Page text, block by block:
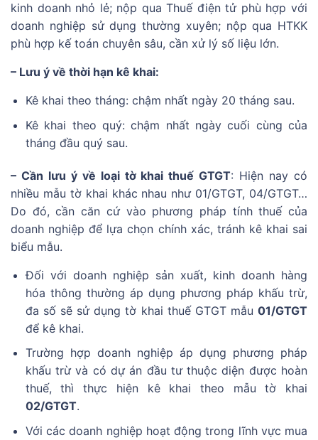
kinh doanh nhỏ lẻ; nộp qua Thuế điện tử phù hợp với
doanh nghiệp sử dụng thường xuyên; nộp qua HTKK
phù hợp kế toán chuyên sâu, cần xử lý số liệu lớn.
– Lưu ý về thời hạn kê khai:
Kê khai theo tháng: chậm nhất ngày 20 tháng sau.
Kê khai theo quý: chậm nhất ngày cuối cùng của
tháng đầu quý sau.
– Cần lưu ý về loại tờ khai thuế GTGT: Hiện nay có
nhiều mẫu tờ khai khác nhau như 01/GTGT, 04/GTGT…
Do đó, cần căn cứ vào phương pháp tính thuế của
doanh nghiệp để lựa chọn chính xác, tránh kê khai sai
biểu mẫu.
Đối với doanh nghiệp sản xuất, kinh doanh hàng
hóa thông thường áp dụng phương pháp khấu trừ,
đa số sẽ sử dụng tờ khai thuế GTGT mẫu 01/GTGT
để kê khai.
Trường hợp doanh nghiệp áp dụng phương pháp
khấu trừ và có dự án đầu tư thuộc diện được hoàn
thuế, thì thực hiện kê khai theo mẫu tờ khai
02/GTGT.
Với các doanh nghiệp hoạt động trong lĩnh vực mua